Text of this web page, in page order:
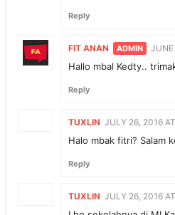
Reply
FIT ANAN
Hallo mbal Kedty..
Reply
TUXLIN JULY 26, 2016
Halo mbak fitri? Salam
Reply
TUXLIN JULY 26, 2016